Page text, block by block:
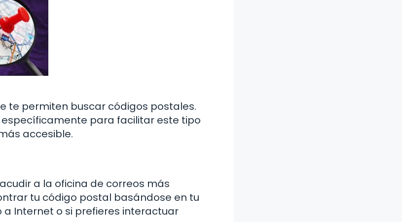
te permiten buscar códigos postales.
para facilitar este tipo
accesible.
a la oficina de correos más
tu código postal basándose en tu
a Internet o si prefieres interactuar